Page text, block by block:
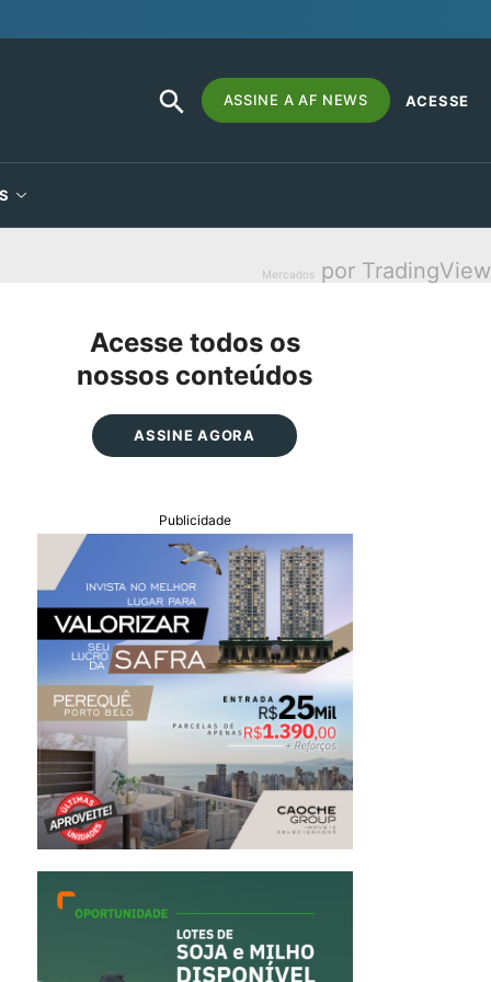
Search
for:
SEARCH
BUTTON
ASSINE A AF NEWS ACESSE
Mercados por TradingView
Acesse todos os
nossos conteúdos
ASSINE AGORA
Publicidade